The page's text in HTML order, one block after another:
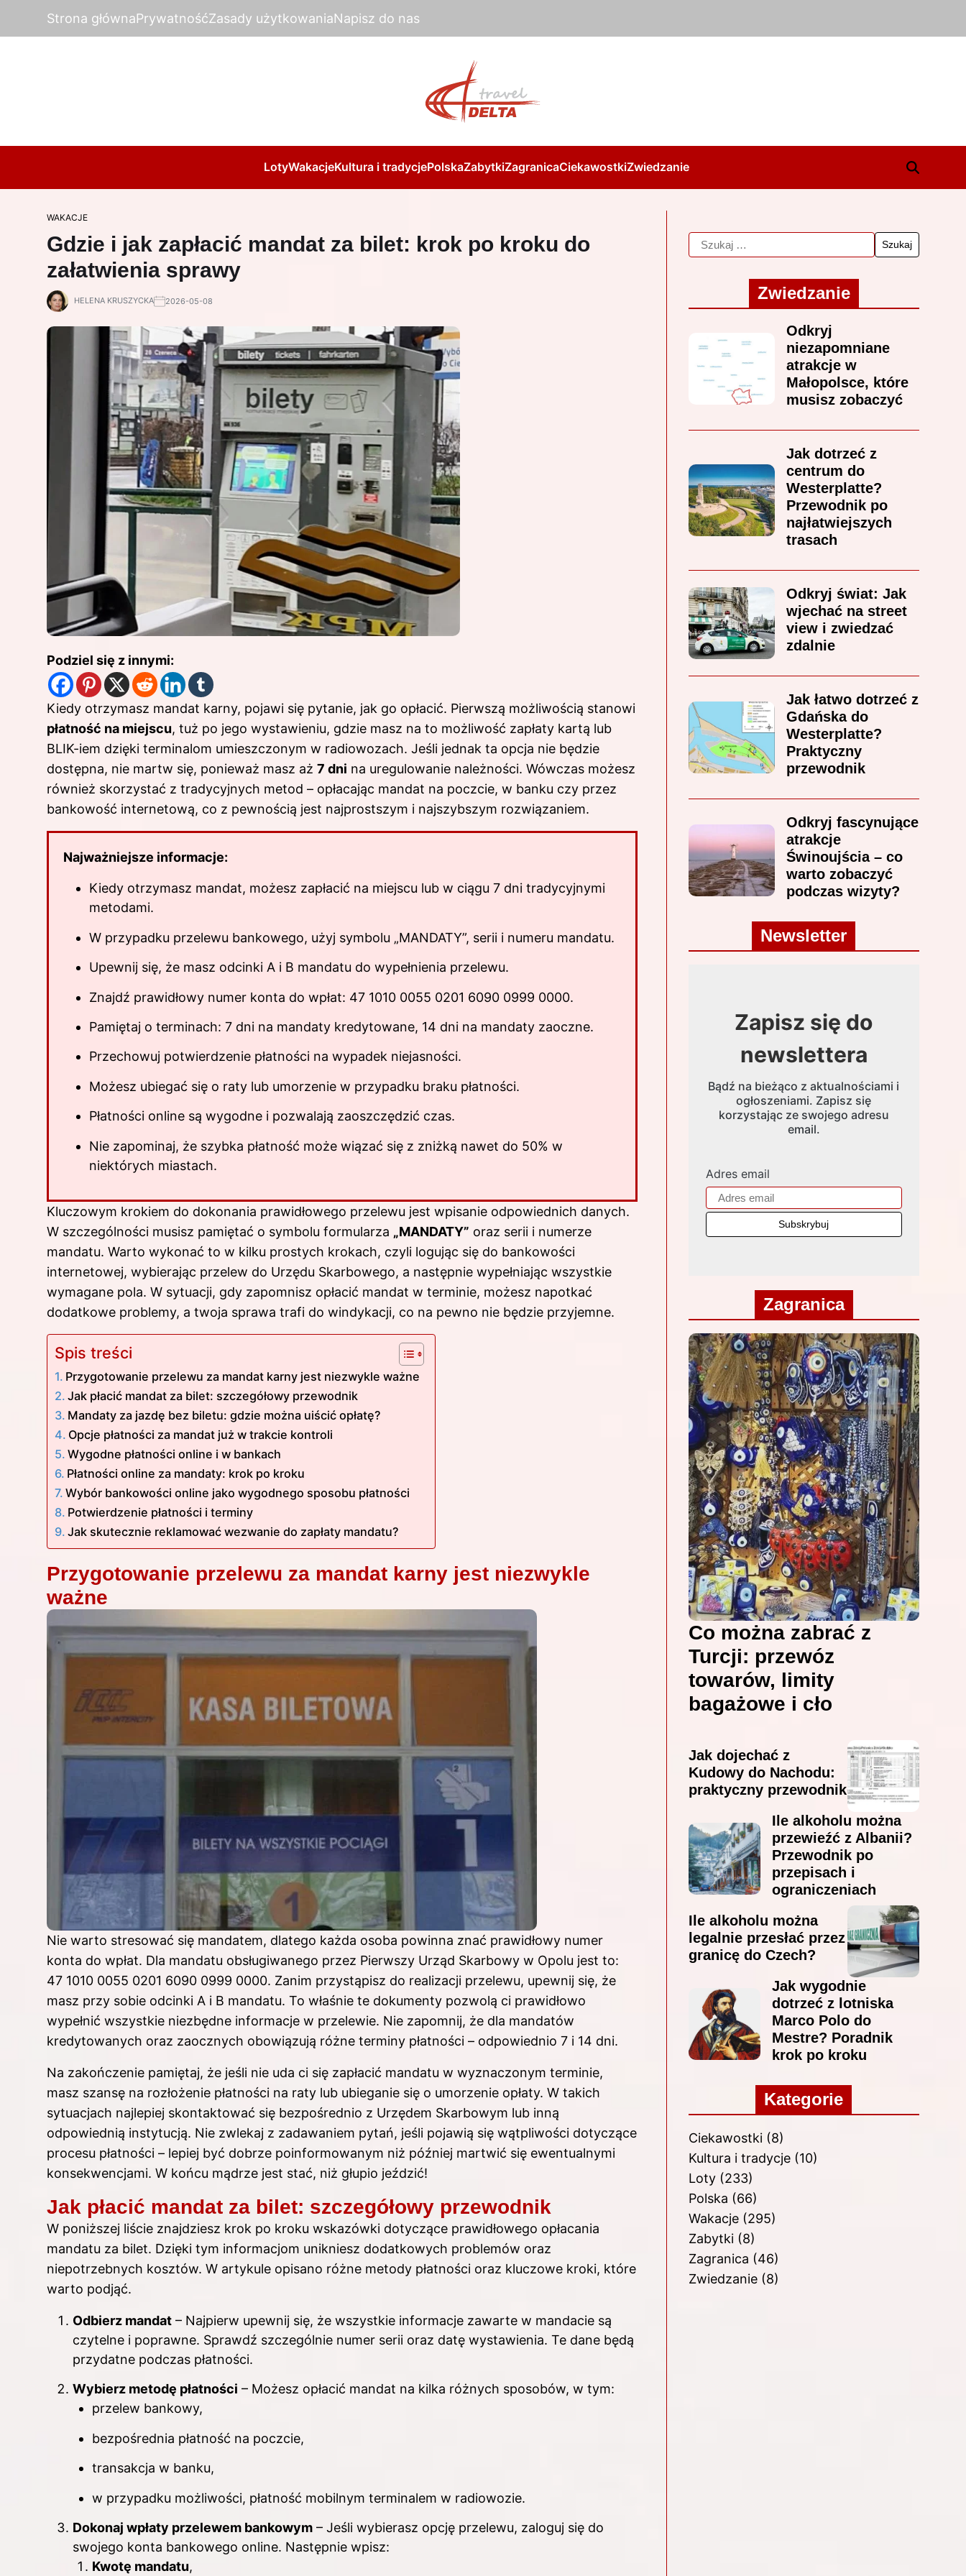
Strona głównaPrywatnośćZasady użytkowaniaNapisz do nas
LotyWakacjeKultura i tradycjePolskaZabytkiZagranicaCiekawostkiZwiedzanie
WAKACJE
Gdzie i jak zapłacić mandat za bilet: krok po kroku do
załatwienia sprawy
HELENA KRUSZYCKA 2026-05-08
Podziel się z innymi:
Kiedy otrzymasz mandat karny, pojawi się pytanie, jak go opłacić. Pierwszą możliwością stanowi
płatność na miejscu, tuż po jego wystawieniu, gdzie masz na to możliwość zapłaty kartą lub
BLIK-iem dzięki terminalom umieszczonym w radiowozach. Jeśli jednak ta opcja nie będzie
dostępna, nie martw się, ponieważ masz aż 7 dni na uregulowanie należności. Wówczas możesz
również skorzystać z tradycyjnych metod – opłacając mandat na poczcie, w banku czy przez
bankowość internetową, co z pewnością jest najprostszym i najszybszym rozwiązaniem.
Najważniejsze informacje:
Kiedy otrzymasz mandat, możesz zapłacić na miejscu lub w ciągu 7 dni tradycyjnymi
metodami.
W przypadku przelewu bankowego, użyj symbolu „MANDATY”, serii i numeru mandatu.
Upewnij się, że masz odcinki A i B mandatu do wypełnienia przelewu.
Znajdź prawidłowy numer konta do wpłat: 47 1010 0055 0201 6090 0999 0000.
Pamiętaj o terminach: 7 dni na mandaty kredytowane, 14 dni na mandaty zaoczne.
Przechowuj potwierdzenie płatności na wypadek niejasności.
Możesz ubiegać się o raty lub umorzenie w przypadku braku płatności.
Płatności online są wygodne i pozwalają zaoszczędzić czas.
Nie zapominaj, że szybka płatność może wiązać się z zniżką nawet do 50% w
niektórych miastach.
Kluczowym krokiem do dokonania prawidłowego przelewu jest wpisanie odpowiednich danych.
W szczególności musisz pamiętać o symbolu formularza „MANDATY” oraz serii i numerze
mandatu. Warto wykonać to w kilku prostych krokach, czyli logując się do bankowości
internetowej, wybierając przelew do Urzędu Skarbowego, a następnie wypełniając wszystkie
wymagane pola. W sytuacji, gdy zapomnisz opłacić mandat w terminie, możesz napotkać
dodatkowe problemy, a twoja sprawa trafi do windykacji, co na pewno nie będzie przyjemne.
Spis treści
Przygotowanie przelewu za mandat karny jest niezwykle ważne
Jak płacić mandat za bilet: szczegółowy przewodnik
Mandaty za jazdę bez biletu: gdzie można uiścić opłatę?
Opcje płatności za mandat już w trakcie kontroli
Wygodne płatności online i w bankach
Płatności online za mandaty: krok po kroku
Wybór bankowości online jako wygodnego sposobu płatności
Potwierdzenie płatności i terminy
Jak skutecznie reklamować wezwanie do zapłaty mandatu?
Przygotowanie przelewu za mandat karny jest niezwykle
ważne
Nie warto stresować się mandatem, dlatego każda osoba powinna znać prawidłowy numer
konta do wpłat. Dla mandatu obsługiwanego przez Pierwszy Urząd Skarbowy w Opolu jest to:
47 1010 0055 0201 6090 0999 0000. Zanim przystąpisz do realizacji przelewu, upewnij się, że
masz przy sobie odcinki A i B mandatu. To właśnie te dokumenty pozwolą ci prawidłowo
wypełnić wszystkie niezbędne informacje w przelewie. Nie zapomnij, że dla mandatów
kredytowanych oraz zaocznych obowiązują różne terminy płatności – odpowiednio 7 i 14 dni.
Na zakończenie pamiętaj, że jeśli nie uda ci się zapłacić mandatu w wyznaczonym terminie,
masz szansę na rozłożenie płatności na raty lub ubieganie się o umorzenie opłaty. W takich
sytuacjach najlepiej skontaktować się bezpośrednio z Urzędem Skarbowym lub inną
odpowiednią instytucją. Nie zwlekaj z zadawaniem pytań, jeśli pojawią się wątpliwości dotyczące
procesu płatności – lepiej być dobrze poinformowanym niż później martwić się ewentualnymi
konsekwencjami. W końcu mądrze jest stać, niż głupio jeździć!
Jak płacić mandat za bilet: szczegółowy przewodnik
W poniższej liście znajdziesz krok po kroku wskazówki dotyczące prawidłowego opłacania
mandatu za bilet. Dzięki tym informacjom unikniesz dodatkowych problemów oraz
niepotrzebnych kosztów. W artykule opisano różne metody płatności oraz kluczowe kroki, które
warto podjąć.
Odbierz mandat – Najpierw upewnij się, że wszystkie informacje zawarte w mandacie są
czytelne i poprawne. Sprawdź szczególnie numer serii oraz datę wystawienia. Te dane będą
przydatne podczas płatności.
Wybierz metodę płatności – Możesz opłacić mandat na kilka różnych sposobów, w tym:
przelew bankowy,
bezpośrednia płatność na poczcie,
transakcja w banku,
w przypadku możliwości, płatność mobilnym terminalem w radiowozie.
Dokonaj wpłaty przelewem bankowym – Jeśli wybierasz opcję przelewu, zaloguj się do
swojego konta bankowego online. Następnie wpisz:
Kwotę mandatu,
Zwiedzanie
Odkryj
niezapomniane
atrakcje w
Małopolsce, które
musisz zobaczyć
Jak dotrzeć z
centrum do
Westerplatte?
Przewodnik po
najłatwiejszych
trasach
Odkryj świat: Jak
wjechać na street
view i zwiedzać
zdalnie
Jak łatwo dotrzeć z
Gdańska do
Westerplatte?
Praktyczny
przewodnik
Odkryj fascynujące
atrakcje
Świnoujścia – co
warto zobaczyć
podczas wizyty?
Newsletter
Zapisz się do
newslettera
Bądź na bieżąco z aktualnościami i
ogłoszeniami. Zapisz się
korzystając ze swojego adresu
email.
Adres email
Zagranica
Co można zabrać z
Turcji: przewóz
towarów, limity
bagażowe i cło
Jak dojechać z
Kudowy do Nachodu:
praktyczny przewodnik
Ile alkoholu można
przewieźć z Albanii?
Przewodnik po
przepisach i
ograniczeniach
Ile alkoholu można
legalnie przesłać przez
granicę do Czech?
Jak wygodnie
dotrzeć z lotniska
Marco Polo do
Mestre? Poradnik
krok po kroku
Kategorie
Ciekawostki(8)
Kultura i tradycje(10)
Loty(233)
Polska (66)
Wakacje(295)
Zabytki(8)
Zagranica (46)
Zwiedzanie(8)